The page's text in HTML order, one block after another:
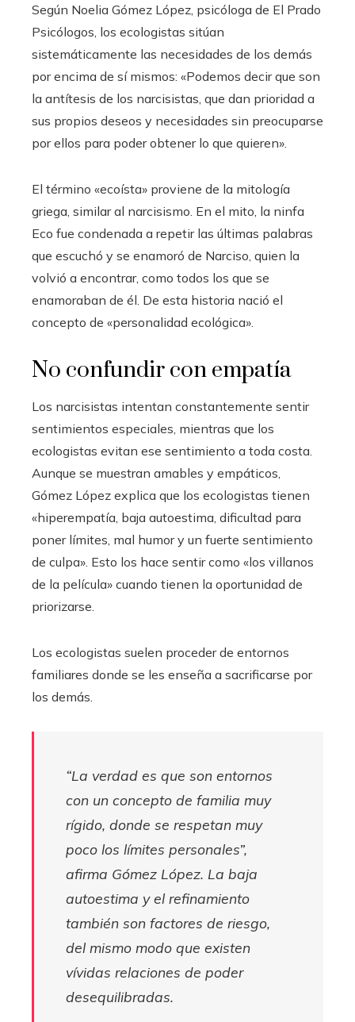
Según Noelia Gómez López, psicóloga de El Prado
Psicólogos, los ecologistas sitúan
sistemáticamente las necesidades de los demás
por encima de sí mismos: «Podemos decir que son
la antítesis de los narcisistas, que dan prioridad a
sus propios deseos y necesidades sin preocuparse
por ellos para poder obtener lo que quieren».
El término «ecoísta» proviene de la mitología
griega, similar al narcisismo. En el mito, la ninfa
Eco fue condenada a repetir las últimas palabras
que escuchó y se enamoró de Narciso, quien la
volvió a encontrar, como todos los que se
enamoraban de él. De esta historia nació el
concepto de «personalidad ecológica».
No confundir con empatía
Los narcisistas intentan constantemente sentir
sentimientos especiales, mientras que los
ecologistas evitan ese sentimiento a toda costa.
Aunque se muestran amables y empáticos,
Gómez López explica que los ecologistas tienen
«hiperempatía, baja autoestima, dificultad para
poner límites, mal humor y un fuerte sentimiento
de culpa». Esto los hace sentir como «los villanos
de la película» cuando tienen la oportunidad de
priorizarse.
Los ecologistas suelen proceder de entornos
familiares donde se les enseña a sacrificarse por
los demás.
“La verdad es que son entornos
con un concepto de familia muy
rígido, donde se respetan muy
poco los límites personales”,
afirma Gómez López. La baja
autoestima y el refinamiento
también son factores de riesgo,
del mismo modo que existen
vívidas relaciones de poder
desequilibradas.